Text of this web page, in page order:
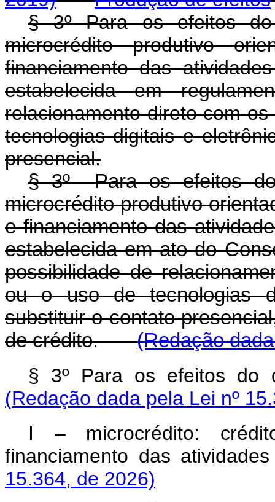
§ 3º Para os efeitos do
microcrédito produtivo
financiamento das
estabelecida em
relacionamento direto com
tecnologias digitais e
presencial.
§ 3º Para os efeitos do
microcrédito produtivo
e financiamento das
estabelecida em ato do
possibilidade de
ou o uso de tecnologias
substituir o contato
de crédito.
(Redação
§ 3º Para os efeitos do
(Redação dada pela Lei nº
I – microcrédito:
financiamento das
15.364, de 2026)